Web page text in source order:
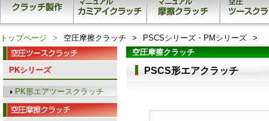
トップページ 空圧摩擦クラッチ
PSCSシリーズ・PMシリーズ
空圧摩擦クラッチ
PSCS形エアクラッチ
PKシリーズ
PK形エアツースクラッチ